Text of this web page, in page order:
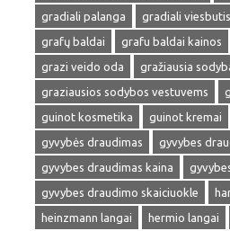
gradiali palanga
gradiali
grafų baldai
grafu baldai kainos
grazi veido oda
gražiausia
graziausios sodybos vestuvems
guinot kosmetika
guinot kremai
gyvybės draudimas
gyvybes
gyvybes draudimas kaina
gyvybes draudimo skaiciuokle
heinzmann langai
hermio langai